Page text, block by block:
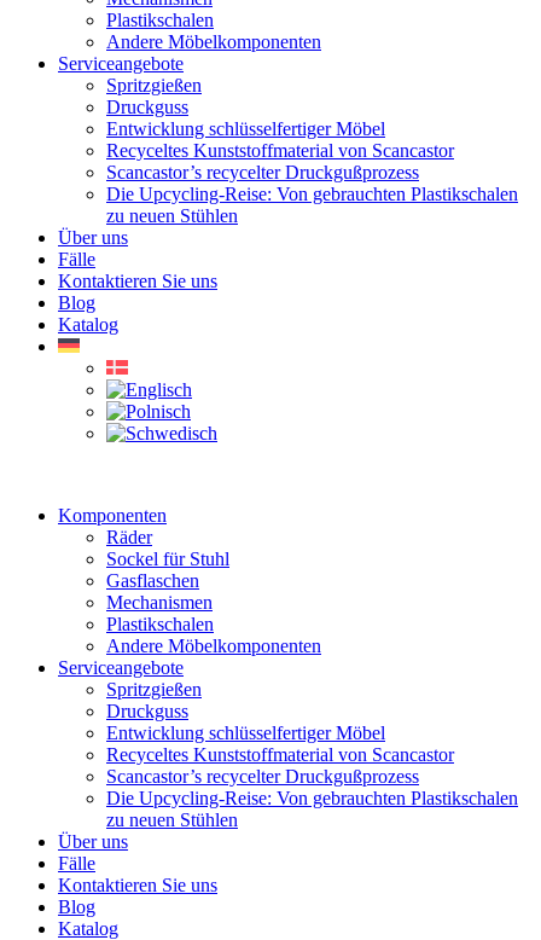
Plastikschalen
Andere Möbelkomponenten
Serviceangebote
Spritzgießen
Druckguss
Entwicklung schlüsselfertiger Möbel
Recyceltes Kunststoffmaterial von Scancastor
Scancastor’s recycelter Druckgußprozess
Die Upcycling-Reise: Von gebrauchten Plastikschalen
zu neuen Stühlen
Über uns
Fälle
Kontaktieren Sie uns
Blog
Katalog
Komponenten
Räder
Sockel für Stuhl
Gasflaschen
Mechanismen
Plastikschalen
Andere Möbelkomponenten
Serviceangebote
Spritzgießen
Druckguss
Entwicklung schlüsselfertiger Möbel
Recyceltes Kunststoffmaterial von Scancastor
Scancastor’s recycelter Druckgußprozess
Die Upcycling-Reise: Von gebrauchten Plastikschalen
zu neuen Stühlen
Über uns
Fälle
Kontaktieren Sie uns
Blog
Katalog